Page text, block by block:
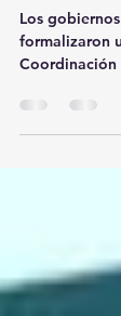
Los
ejercicio
publicado
esquema de